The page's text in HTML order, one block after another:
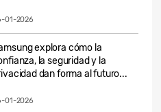
01-2026
explora cómo la
la seguridad y la
dan forma al futuro...
01-2026